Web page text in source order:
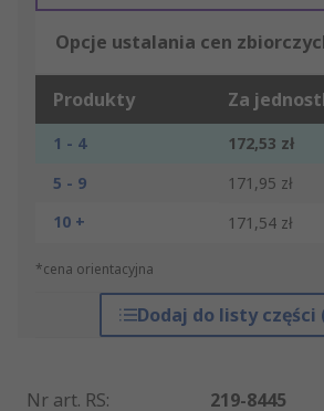
Opcje ustalania cen
Produkty Za
1 - 4
172,53 zł
5 - 9
171,95 zł
10 +
171,54 zł
*cena orientacyjna
Dodaj do listy części
Nr art. RS:
219-8445